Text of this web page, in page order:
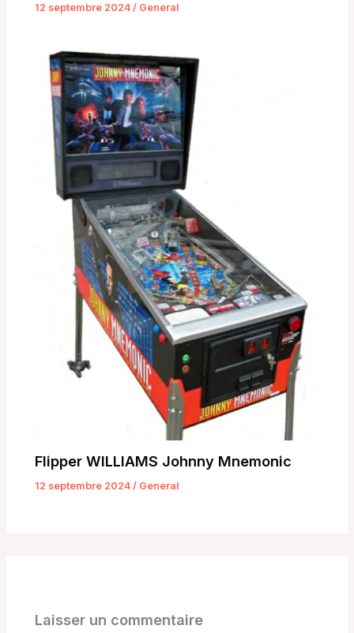
12 septembre 2024 / General
Flipper WILLIAMS Johnny Mnemonic
12 septembre 2024 / General
Laisser un commentaire